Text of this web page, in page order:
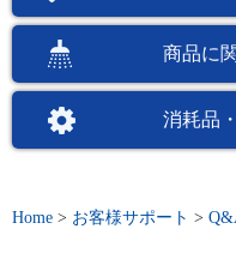
商品に
消耗品
Home > お客様サポート >